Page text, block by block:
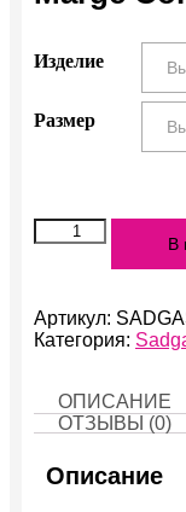
Изделие
Размер
Количество
Marge
В
Артикул:
Категория:
ОПИСАНИЕ
ОТЗЫВЫ (0)
Описание